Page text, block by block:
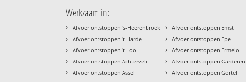
Werkzaam in:
› Afvoer ontstoppen 's-Heerenbroek
› Afvoer ontstoppen 't Harde
› Afvoer ontstoppen 't Loo
› Afvoer ontstoppen Achterveld
› Afvoer ontstoppen Assel
› Afvoer ontstoppen Emst
› Afvoer ontstoppen Epe
› Afvoer ontstoppen Ermelo
› Afvoer ontstoppen Garderen
› Afvoer ontstoppen Gortel